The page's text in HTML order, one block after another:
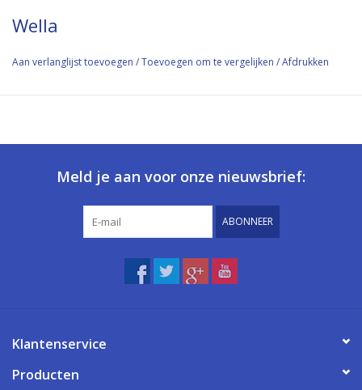
Wella
Aan verlanglijst toevoegen /Toevoegen om te vergelijken /Afdrukken
Meld je aan voor onze nieuwsbrief:
ABONNEER
Klantenservice
Producten